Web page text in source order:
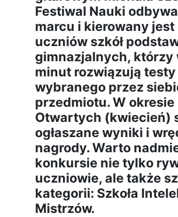
Festiwal Nauki
marcu i kierowany jest
uczniów szkół
gimnazjalnych, którzy
minut rozwiązują testy
wybranego przez
przedmiotu. W okresie
Otwartych (kwiecień)
ogłaszane wyniki i
nagrody. Warto
konkursie nie tylko
uczniowie, ale także
kategorii: Szkoła
Mistrzów.